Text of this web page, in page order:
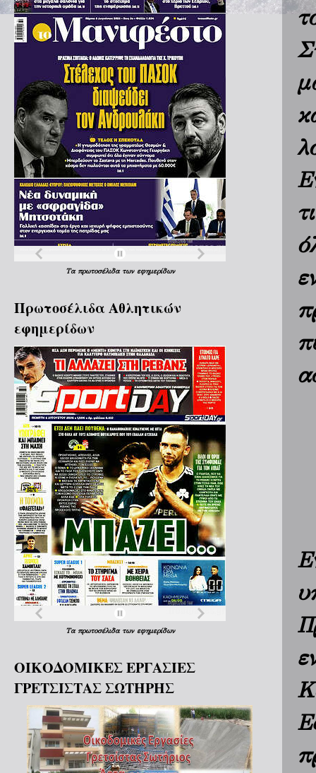
Τα πρωτοσέλιδα των εφημερίδων
Πρωτοσέλιδα Aθλητικών
εφημερίδων
Τα πρωτοσέλιδα των εφημερίδων
ΟΙΚΟΔΟΜΙΚΕΣ ΕΡΓΑΣΙΕΣ
ΓΡΕΤΣΙΣΤΑΣ ΣΩΤΗΡΗΣ